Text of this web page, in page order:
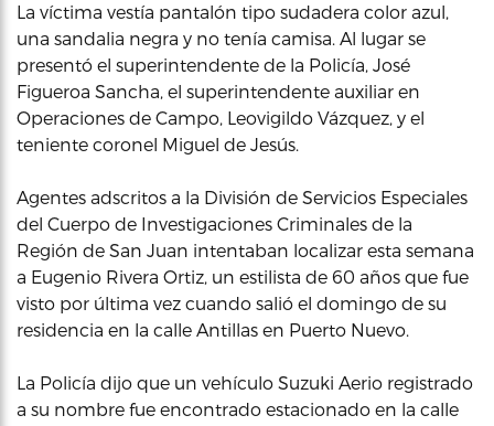
La víctima vestía pantalón tipo sudadera color azul,
una sandalia negra y no tenía camisa. Al lugar se
presentó el superintendente de la Policía, José
Figueroa Sancha, el superintendente auxiliar en
Operaciones de Campo, Leovigildo Vázquez, y el
teniente coronel Miguel de Jesús.
Agentes adscritos a la División de Servicios Especiales
del Cuerpo de Investigaciones Criminales de la
Región de San Juan intentaban localizar esta semana
a Eugenio Rivera Ortiz, un estilista de 60 años que fue
visto por última vez cuando salió el domingo de su
residencia en la calle Antillas en Puerto Nuevo.
La Policía dijo que un vehículo Suzuki Aerio registrado
a su nombre fue encontrado estacionado en la calle